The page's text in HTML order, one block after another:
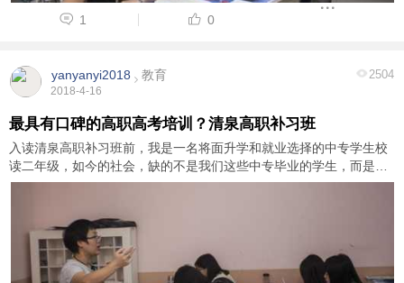
1 0
yanyanyi2018 教育
2018-4-16
2504
最具有口碑的高职高考培训？清泉高职补习班
入读清泉高职补习班前，我是一名将面升学和就业选择的中专学生校
读二年级，如今的社会，缺的不是我们这些中专毕业的学生，而是有
用的人才。我认为提高自己自身的学历是很重要的。 每年都会有很多